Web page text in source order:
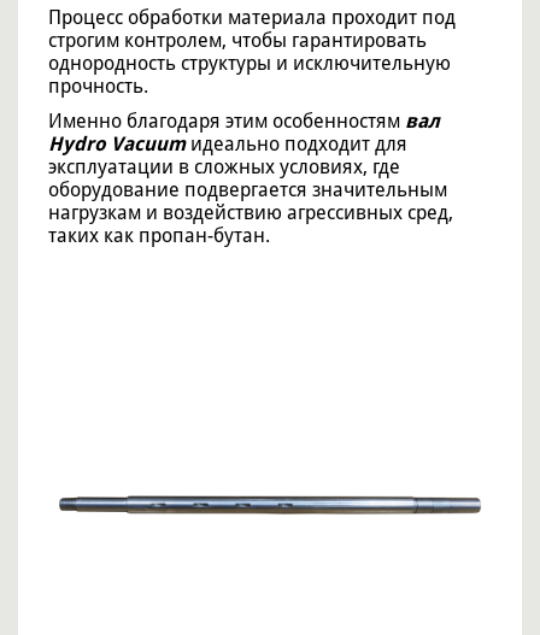
Процесс обработки материала проходит под
строгим контролем, чтобы гарантировать
однородность структуры и исключительную
прочность.
Именно благодаря этим особенностям вал
Hydro Vacuumидеально подходит для
эксплуатации в сложных условиях, где
оборудование подвергается значительным
нагрузкам и воздействию агрессивных сред,
таких как пропан-бутан.